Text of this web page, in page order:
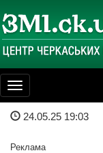
Toggle
navigation
24.05.25 19:03
Реклама